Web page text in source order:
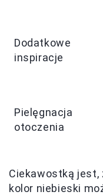
Dodatkowe
inspiracje
Pielęgnacja
otoczenia
Ciekawostką jest,
kolor niebieski